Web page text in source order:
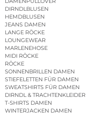
DIRNDLBLUSEN
HEMDBLUSEN
JEANS DAMEN
LANGE RÖCKE
LOUNGEWEAR
MARLENEHOSE
MIDI RÖCKE
RÖCKE
SONNENBRILLEN DAMEN
STIEFELETTEN FÜR DAMEN
SWEATSHIRTS FÜR DAMEN
DIRNDL & TRACHTENKLEIDER
T-SHIRTS DAMEN
WINTERJACKEN DAMEN